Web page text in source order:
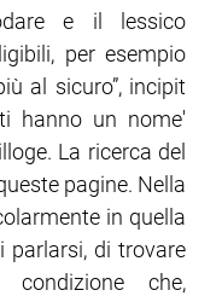
e il lessico
per esempio
al sicuro”, incipit
hanno un nome'
La ricerca del
pagine. Nella
in quella
parlarsi, di trovare
che,